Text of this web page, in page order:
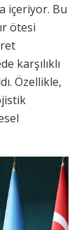
içeriyor. Bu
ötesi
karşılıklı
Özellikle,